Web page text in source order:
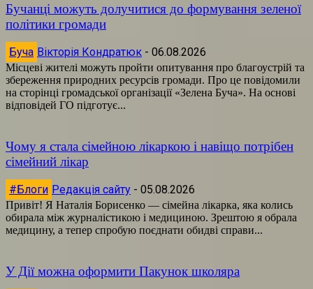
Бучанці можуть долучитися до формування зеленої
політики громади
Буча Вікторія Кондратюк - 06.08.2026
Місцеві жителі можуть пройти опитування про благоустрій та
збереження природних ресурсів громади. Про це повідомили
на сторінці громадської організації «Зелена Буча». На основі
відповідей ГО підготує...
Чому я стала сімейною лікаркою і навіщо потрібен
сімейний лікар
#Блоги Редакція сайту - 05.08.2026
Привіт! Я Наталія Борисенко — сімейна лікарка, яка колись
обирала між журналістикою і медициною. Зрештою я обрала
медицину, а тепер спробую поєднати обидві справи...
У Дії можна оформити Пакунок школяра